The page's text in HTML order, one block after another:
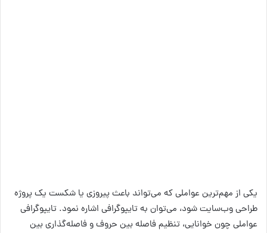
یکی از مهم‌ترین عواملی که می‌تواند باعث پیروزی یا شکست یک پروژه
طراحی وب‌سایت شود، می‌توان به تایپوگرافی اشاره نمود. تایپوگرافی
عواملی چون خوانایی، تنظیم فاصله بین حروف و فاصله‌گذاری بین